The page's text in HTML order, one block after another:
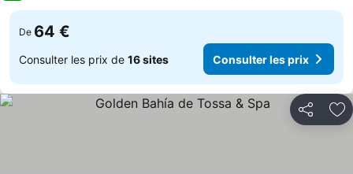
De 64 €
Consulter les prix de 16 sites Consulter les prix
Partager